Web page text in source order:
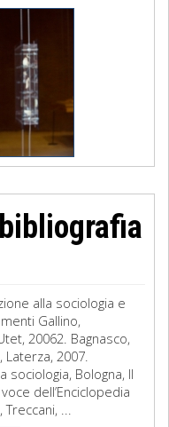
alla sociologia e
Gallino,
20062. Bagnasco,
Laterza, 2007.
sociologia, Bologna, Il
dell’Enciclopedia
Treccani, ...